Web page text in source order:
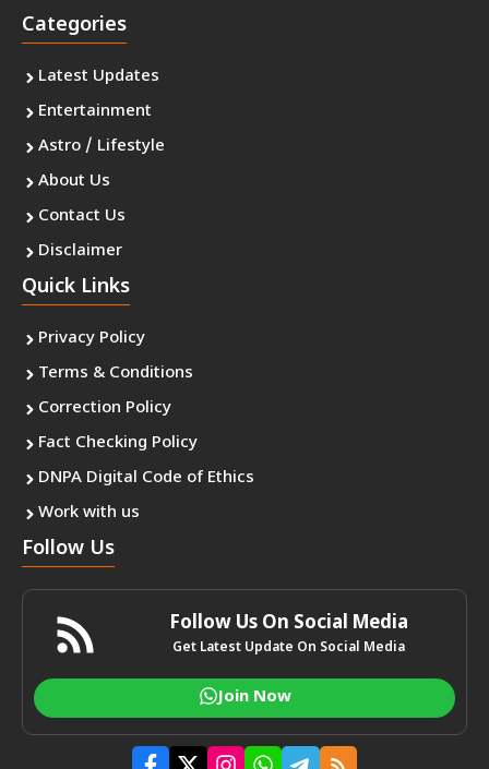
Categories
Latest Updates
Entertainment
Astro / Lifestyle
About Us
Contact Us
Disclaimer
Quick Links
Privacy Policy
Terms & Conditions
Correction Policy
Fact Checking Policy
DNPA Digital Code of Ethics
Work with us
Follow Us
Follow Us On Social Media
Get Latest Update On Social Media
Join Now